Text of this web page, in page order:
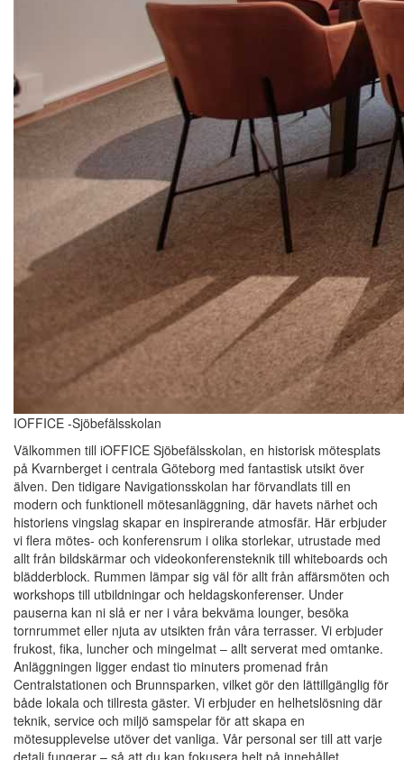
IOFFICE -Sjöbefälsskolan
Välkommen till iOFFICE Sjöbefälsskolan, en historisk mötesplats
på Kvarnberget i centrala Göteborg med fantastisk utsikt över
älven. Den tidigare Navigationsskolan har förvandlats till en
modern och funktionell mötesanläggning, där havets närhet och
historiens vingslag skapar en inspirerande atmosfär. Här erbjuder
vi flera mötes- och konferensrum i olika storlekar, utrustade med
allt från bildskärmar och videokonferensteknik till whiteboards och
blädderblock. Rummen lämpar sig väl för allt från affärsmöten och
workshops till utbildningar och heldagskonferenser. Under
pauserna kan ni slå er ner i våra bekväma lounger, besöka
tornrummet eller njuta av utsikten från våra terrasser. Vi erbjuder
frukost, fika, luncher och mingelmat – allt serverat med omtanke.
Anläggningen ligger endast tio minuters promenad från
Centralstationen och Brunnsparken, vilket gör den lättillgänglig för
både lokala och tillresta gäster. Vi erbjuder en helhetslösning där
teknik, service och miljö samspelar för att skapa en
mötesupplevelse utöver det vanliga. Vår personal ser till att varje